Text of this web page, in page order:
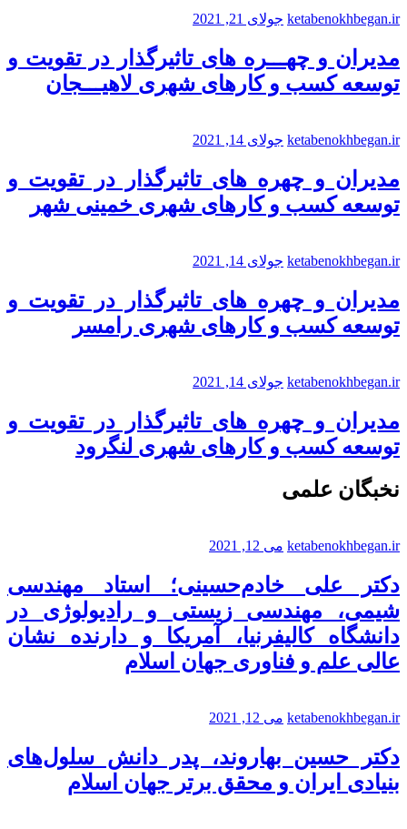
ketabenokhbegan.ir جولای 21, 2021
مدیران و چهـــره های تاثیرگذار در تقویت و
توسعه کسب و کارهای شهری لاهیـــجان
ketabenokhbegan.ir جولای 14, 2021
مدیران و چهره های تاثیرگذار در تقویت و
توسعه کسب و کارهای شهری خمینی شهر
ketabenokhbegan.ir جولای 14, 2021
مدیران و چهره های تاثیرگذار در تقویت و
توسعه کسب و کارهای شهری رامسر
ketabenokhbegan.ir جولای 14, 2021
مدیران و چهره های تاثیرگذار در تقویت و
توسعه کسب و کارهای شهری لنگرود
نخبگان علمی
ketabenokhbegan.ir می 12, 2021
دکتر علی خادم‌حسینی؛ استاد مهندسی
شیمی، مهندسی زیستی و رادیولوژی در
دانشگاه کالیفرنیا، آمریکا و دارنده نشان
عالی علم و فناوری جهان اسلام
ketabenokhbegan.ir می 12, 2021
دکتر حسین بهاروند، پدر دانش سلول‌های
بنیادی ایران و محقق برتر جهان اسلام